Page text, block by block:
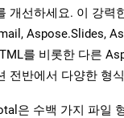
개선하세요. 이 강력
Aspose.Slides,
를 비롯한 다른
전반에서 다양한 형
은 수백 가지 파일